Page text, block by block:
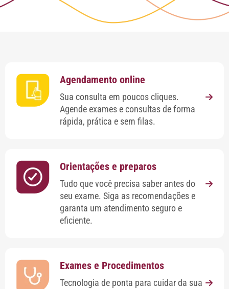
Agendamento online
Sua consulta em poucos cliques.
Agende exames e consultas de forma
rápida, prática e sem filas.
Orientações e preparos
Tudo que você precisa saber antes do
seu exame. Siga as recomendações e
garanta um atendimento seguro e
eficiente.
Exames e Procedimentos
Tecnologia de ponta para cuidar da sua